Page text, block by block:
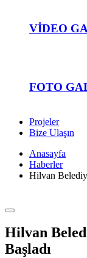
VIDEO
FOTO
Projeler
Bize Ulaşın
Anasayfa
Haberler
Hilvan
Hilvan
Başladı